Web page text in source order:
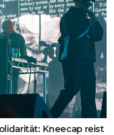
Kneecap reist